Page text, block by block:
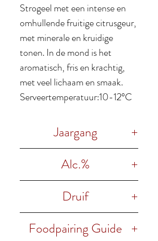
Strogeel met een intense en
omhullende fruitige citrusgeur,
met minerale en kruidige
tonen. In de mond is het
aromatisch, fris en krachtig,
met veel lichaam en smaak.
Serveertemperatuur:10-12°C
Jaargang
Alc.%
Druif
Moscato Bianco
Foodpairing Guide